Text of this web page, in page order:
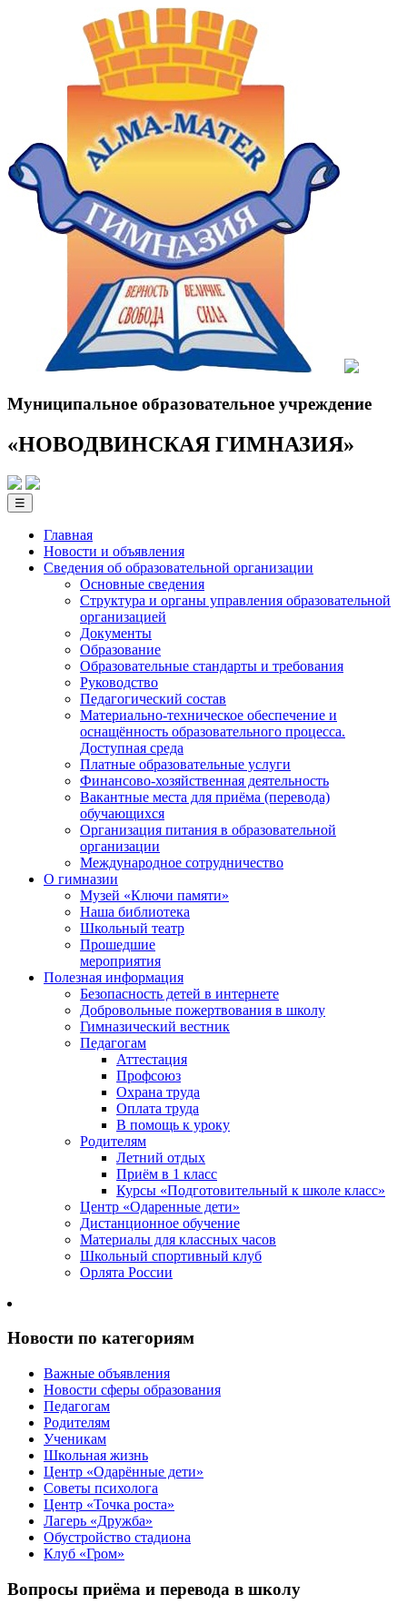
Муниципальное образовательное учреждение
«НОВОДВИНСКАЯ ГИМНАЗИЯ»
☰
Главная
Новости и объявления
Сведения об образовательной­ организации
Основные сведения
Структура и органы управления образовательной
организацией
Документы
Образование
Образовательные стандарты и требования
Руководство
Педагогический состав
Материально-техническое обеспечение и
оснащённость образовательного процесса.
Доступная среда
Платные образовательные услуги
Финансово-хозяйственная деятельность
Вакантные места для приёма (перевода)
обучающихся
Организация питания в образовательной
организации
Международное сотрудничество
О гимназии
Музей «Ключи памяти»
Наша библиотека
Школьный театр
Прошедшие
мероприятия
Полезная информация
Безопасность детей в интернете
Добровольные пожертвования в школу
Гимназический вестник
Педагогам
Аттестация
Профсоюз
Охрана труда
Оплата труда
В помощь к уроку
Родителям
Летний отдых
Приём в 1 класс
Курсы «Подготовительный к школе класс»
Центр «Одаренные дети»
Дистанционное обучение
Материалы для классных часов
Школьный спортивный клуб
Орлята России
Новости по категориям
Важные объявления
Новости сферы образования
Педагогам
Родителям
Ученикам
Школьная жизнь
Центр «Одарённые дети»
Советы психолога
Центр «Точка роста»
Лагерь «Дружба»
Обустройство стадиона
Клуб «Гром»
Вопросы приёма и перевода в школу